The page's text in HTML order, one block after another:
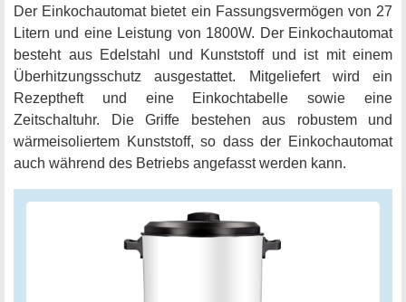
Der Einkochautomat bietet ein Fassungsvermögen von 27
Litern und eine Leistung von 1800W. Der Einkochautomat
besteht aus Edelstahl und Kunststoff und ist mit einem
Überhitzungsschutz ausgestattet. Mitgeliefert wird ein
Rezeptheft und eine Einkochtabelle sowie eine
Zeitschaltuhr. Die Griffe bestehen aus robustem und
wärmeisoliertem Kunststoff, so dass der Einkochautomat
auch während des Betriebs angefasst werden kann.